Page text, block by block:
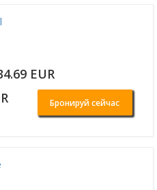
EUR
Бронируй сейчас